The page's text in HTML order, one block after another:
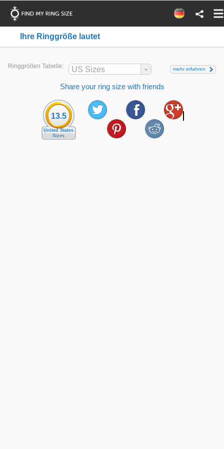
Ihre Ringgröße lautet
Ringgrößen Tabelle: US Sizes mehr erfahren
Share your ring size with friends
13.5
United States
Sizes